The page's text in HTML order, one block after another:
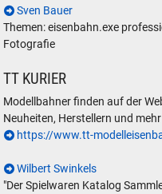
Sven Bauer
Themen: eisenbahn.exe
Fotografie
TT KURIER
Modellbahner finden auf der
Neuheiten, Herstellern und
https://www.tt-
Wilbert Swinkels
"Der Spielwaren Katalog